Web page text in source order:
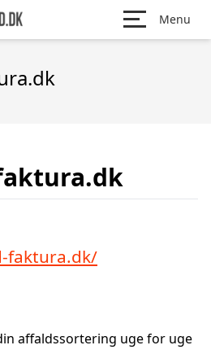
Menu
faktura.dk/
affaldssortering uge for uge